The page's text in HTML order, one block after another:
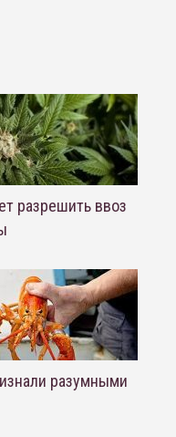
разрешить ввоз
разумными